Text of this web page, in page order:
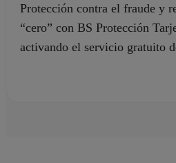
Protección contra el fraude y
“cero” con BS Protección
activando el servicio gratuito